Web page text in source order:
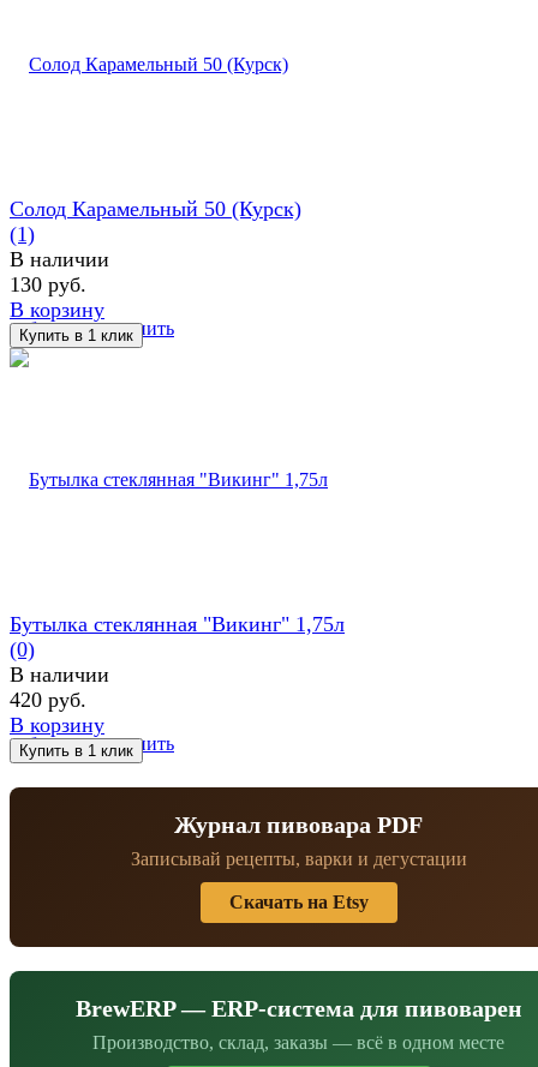
избранное сравнить
Солод Карамельный 50 (Курск)
(1)
В наличии
130 руб.
В корзину
избранное сравнить
Бутылка стеклянная "Викинг" 1,75л
(0)
В наличии
420 руб.
В корзину
Журнал пивовара PDF
Записывай рецепты, варки и дегустации
Скачать на Etsy
BrewERP — ERP-система для пивоварен
Производство, склад, заказы — всё в одном месте